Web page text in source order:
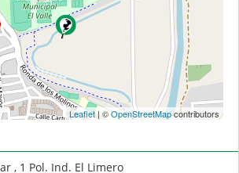
Leaflet| ©OpenStreetMapcontributors
, 1 Pol. Ind. El Limero